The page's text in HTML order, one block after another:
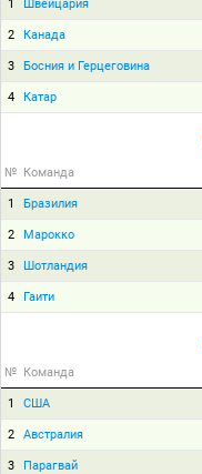
1 Швейцария
2 Канада
3 Босния и Герцеговина
4 Катар
№ Команда
1 Бразилия
2 Марокко
3 Шотландия
4 Гаити
№ Команда
1 США
2 Австралия
3 Парагвай